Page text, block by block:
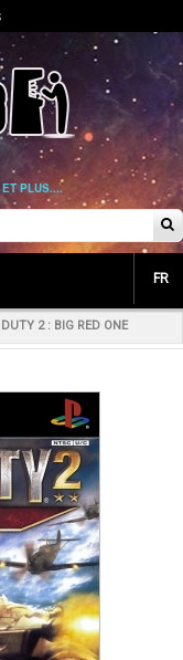
PLUS....
FR
2 : BIG RED ONE